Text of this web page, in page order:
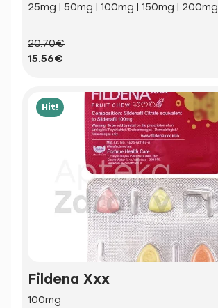
25mg | 50mg | 100mg | 150mg | 200mg
20.70€
15.56€
Hit!
Fildena Xxx
100mg